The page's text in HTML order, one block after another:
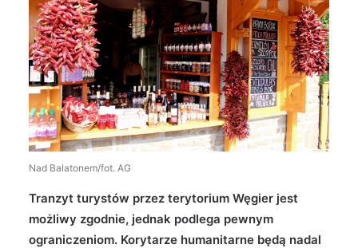
Wyszukiwanie
Nad Balatonem/fot. AG
Tranzyt turystów przez terytorium Węgier jest
możliwy zgodnie, jednak podlega pewnym
ograniczeniom. Korytarze humanitarne będą nadal